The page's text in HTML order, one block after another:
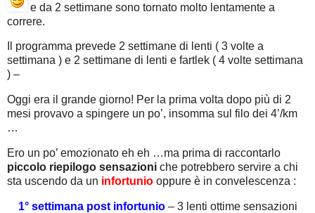
e da 2 settimane sono tornato molto lentamente a
correre.
Il programma prevede 2 settimane di lenti ( 3 volte a
settimana ) e 2 settimane di lenti e fartlek ( 4 volte settimana
) –
Oggi era il grande giorno! Per la prima volta dopo più di 2
mesi provavo a spingere un po’, insomma sul filo dei 4’/km
…
Ero un po’ emozionato eh eh …ma prima di raccontarlo
piccolo riepilogo sensazioni che potrebbero servire a chi
sta uscendo da un infortunio oppure è in convelescenza :
1° settimana post infortunio– 3 lenti ottime sensazioni